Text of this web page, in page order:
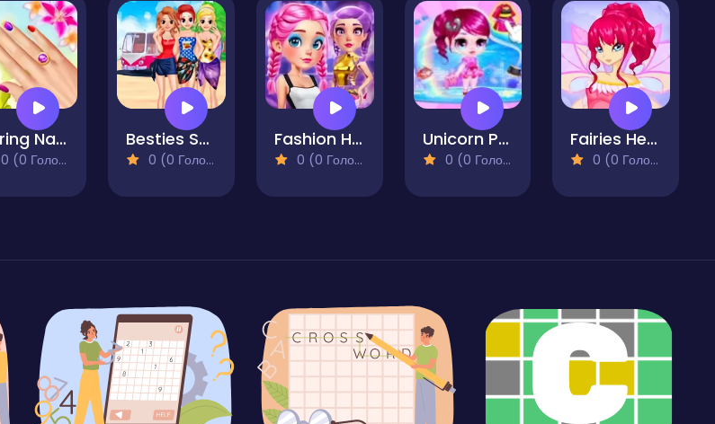
Spring Nail-Art
0 (0 Голосів)
Besties Summer Vacation
0 (0 Голосів)
Fashion Heroes Academy
0 (0 Голосів)
Unicorn Princess Dress Up
0 (0 Голосів)
Fairies Heart Style
0 (0 Голосів)